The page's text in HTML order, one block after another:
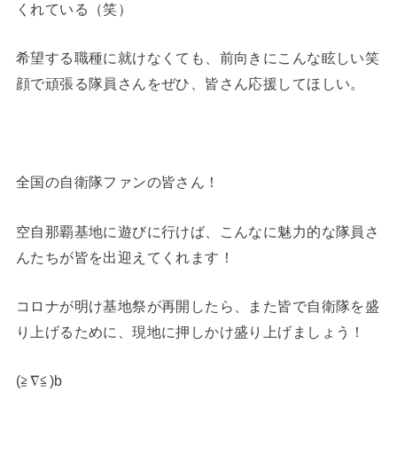
くれている（笑）
希望する職種に就けなくても、前向きにこんな眩しい笑
顔で頑張る隊員さんをぜひ、皆さん応援してほしい。
全国の自衛隊ファンの皆さん！
空自那覇基地に遊びに行けば、こんなに魅力的な隊員さ
んたちが皆を出迎えてくれます！
コロナが明け基地祭が再開したら、また皆で自衛隊を盛
り上げるために、現地に押しかけ盛り上げましょう！
(≧∇≦)b